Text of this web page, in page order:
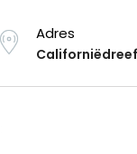
Adres